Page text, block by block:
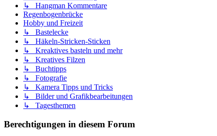
↳ Hangman Kommentare
Regenbogenbrücke
Hobby und Freizeit
↳ Bastelecke
↳ Häkeln-Stricken-Sticken
↳ Kreaktives basteln und mehr
↳ Kreatives Filzen
↳ Buchtipps
↳ Fotografie
↳ Kamera Tipps und Tricks
↳ Bilder und Grafikbearbeitungen
↳ Tagesthemen
Berechtigungen in diesem Forum